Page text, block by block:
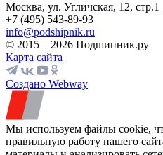
Москва, ул. Угличская, 12, стр.1
+7 (495) 543-89-93
info@podshipnik.ru
© 2015—2026 Подшипник.ру
Карта сайта
Создано Webway
Мы используем файлы cookie,
правильную работу нашего